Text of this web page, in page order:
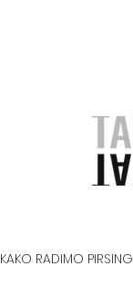
KAKO RADIMO PIRSING